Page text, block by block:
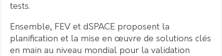
tests.
Ensemble, FEV et dSPACE proposent la
planification et la mise en œuvre de solutions clés
en main au niveau mondial pour la validation